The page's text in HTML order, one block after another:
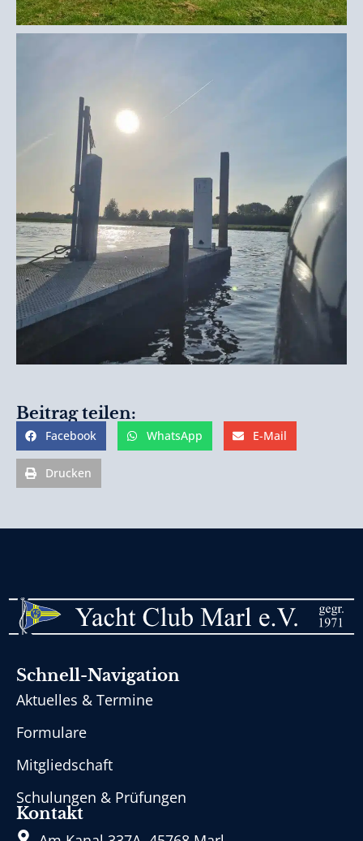
Beitrag teilen:
Facebook WhatsApp E-Mail
Drucken
Schnell-Navigation
Aktuelles & Termine
Formulare
Mitgliedschaft
Schulungen & Prüfungen
Kontakt